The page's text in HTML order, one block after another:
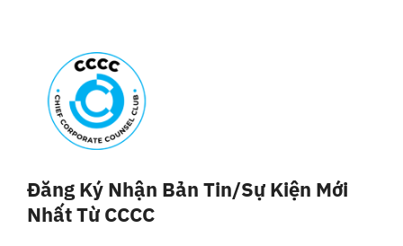
Đăng Ký Nhận Bản Tin/sự Kiện Mới
Nhất Từ CCCC